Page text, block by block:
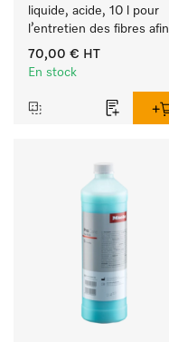
liquide, acide, 10 l pour
l’entretien des fibres afin
de garantir des textiles
souples à long terme.
70,00 € HT
En stock